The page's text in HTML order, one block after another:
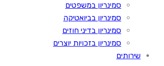
סמינריון במשפטים
סמינריון בביואטיקה
סמינריון בדיני חוזים
סמינריון בזכויות יוצרים
שירותים